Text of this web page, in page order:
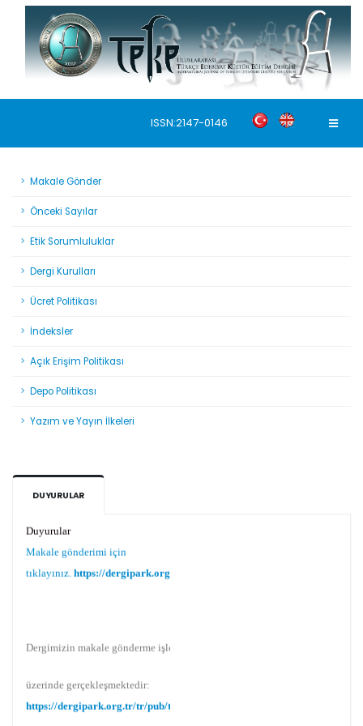
ISSN:2147-0146
Makale Gönder
Önceki Sayılar
Etik Sorumluluklar
Dergi Kurulları
Ücret Politikası
İndeksler
Açık Erişim Politikası
Depo Politikası
Yazım ve Yayın İlkeleri
DUYURULAR